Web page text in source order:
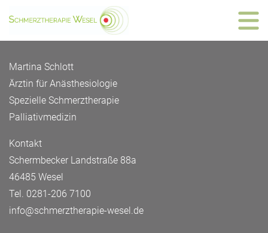
Martina Schlott
Ärztin für Anästhesiologie
Spezielle Schmerztherapie
Palliativmedizin
Kontakt
Schermbecker Landstraße 88a
46485 Wesel
Tel. 0281-206 7100
info@schmerztherapie-wesel.de